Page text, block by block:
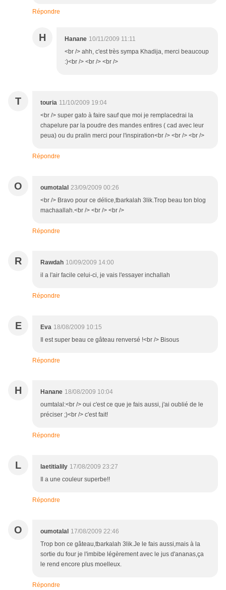
Répondre
H Hanane 10/11/2009 11:11
<br /> ahh, c'est très sympa Khadija, merci beaucoup
:)<br /> <br /> <br />
T touria 11/10/2009 19:04
<br /> super gato à faire sauf que moi je remplacedrai la
chapelure par la poudre des mandes entires ( cad avec leur
peua) ou du pralin merci pour l'inspiration<br /> <br /> <br />
Répondre
O oumotalal 23/09/2009 00:26
<br /> Bravo pour ce délice,tbarkalah 3lik.Trop beau ton blog
machaallah.<br /> <br /> <br />
Répondre
R Rawdah 10/09/2009 14:00
il a l'air facile celui-ci, je vais l'essayer inchallah
Répondre
E Eva 18/08/2009 10:15
Il est super beau ce gâteau renversé !<br /> Bisous
Répondre
H Hanane 18/08/2009 10:04
oumtalal:<br /> oui c'est ce que je fais aussi, j'ai oublié de le
préciser ;)<br /> c'est fait!
Répondre
L laetitialily 17/08/2009 23:27
Il a une couleur superbe!!
Répondre
O oumotalal 17/08/2009 22:46
Trop bon ce gâteau,tbarkalah 3lik.Je le fais aussi,mais à la
sortie du four je l'imbibe légèrement avec le jus d'ananas,ça
le rend encore plus moelleux.
Répondre